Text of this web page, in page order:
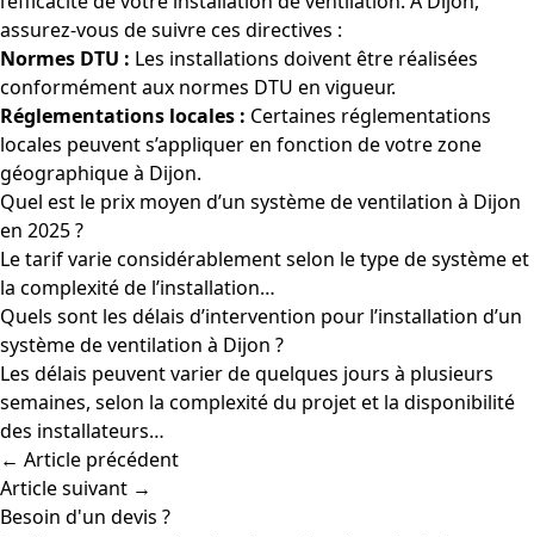
assurez-vous de suivre ces directives :
Normes DTU : Les installations doivent être réalisées
conformément aux normes DTU en vigueur.
Réglementations locales : Certaines réglementations
locales peuvent s’appliquer en fonction de votre zone
géographique à Dijon.
Quel est le prix moyen d’un système de ventilation à Dijon
en 2025 ?
Le tarif varie considérablement selon le type de système et
la complexité de l’installation…
Quels sont les délais d’intervention pour l’installation d’un
système de ventilation à Dijon ?
Les délais peuvent varier de quelques jours à plusieurs
semaines, selon la complexité du projet et la disponibilité
des installateurs…
← Article précédent
Article suivant →
Besoin d'un devis ?